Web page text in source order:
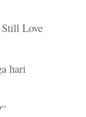
Still Love
hari